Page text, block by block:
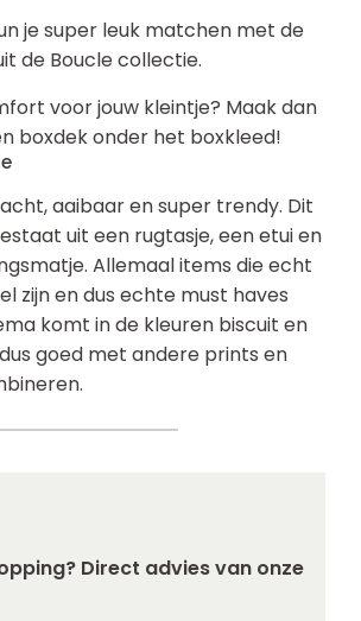
je super leuk matchen met de
de Boucle collectie.
voor jouw kleintje? Maak dan
boxdek onder het boxkleed!
aaibaar en super trendy. Dit
uit een rugtasje, een etui en
Allemaal items die echt
zijn en dus echte must haves
komt in de kleuren biscuit en
goed met andere prints en
Direct advies van onze